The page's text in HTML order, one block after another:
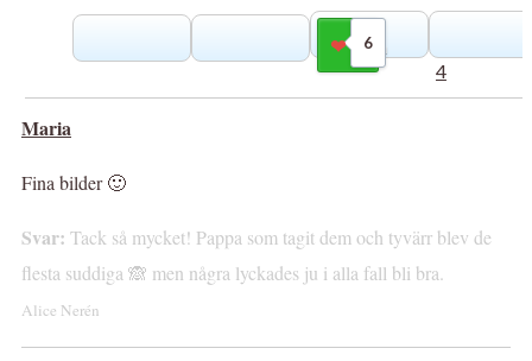
6
Gilla
4
Maria
Fina bilder 🙂
Svar: Tack så mycket! Pappa som tagit dem och tyvärr blev de
flesta suddiga 🙈 men några lyckades ju i alla fall bli bra.
Alice Nerén